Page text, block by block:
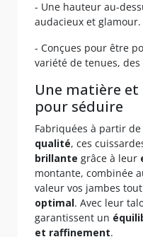
- Une hauteur au-
audacieux et glamour.
- Conçues pour être
variété de tenues,
Une matière et
pour séduire
Fabriquées à partir
qualité, ces
brillante grâce à leur
montante, combinée
valeur vos jambes
optimal. Avec leur
garantissent un
et raffinement.